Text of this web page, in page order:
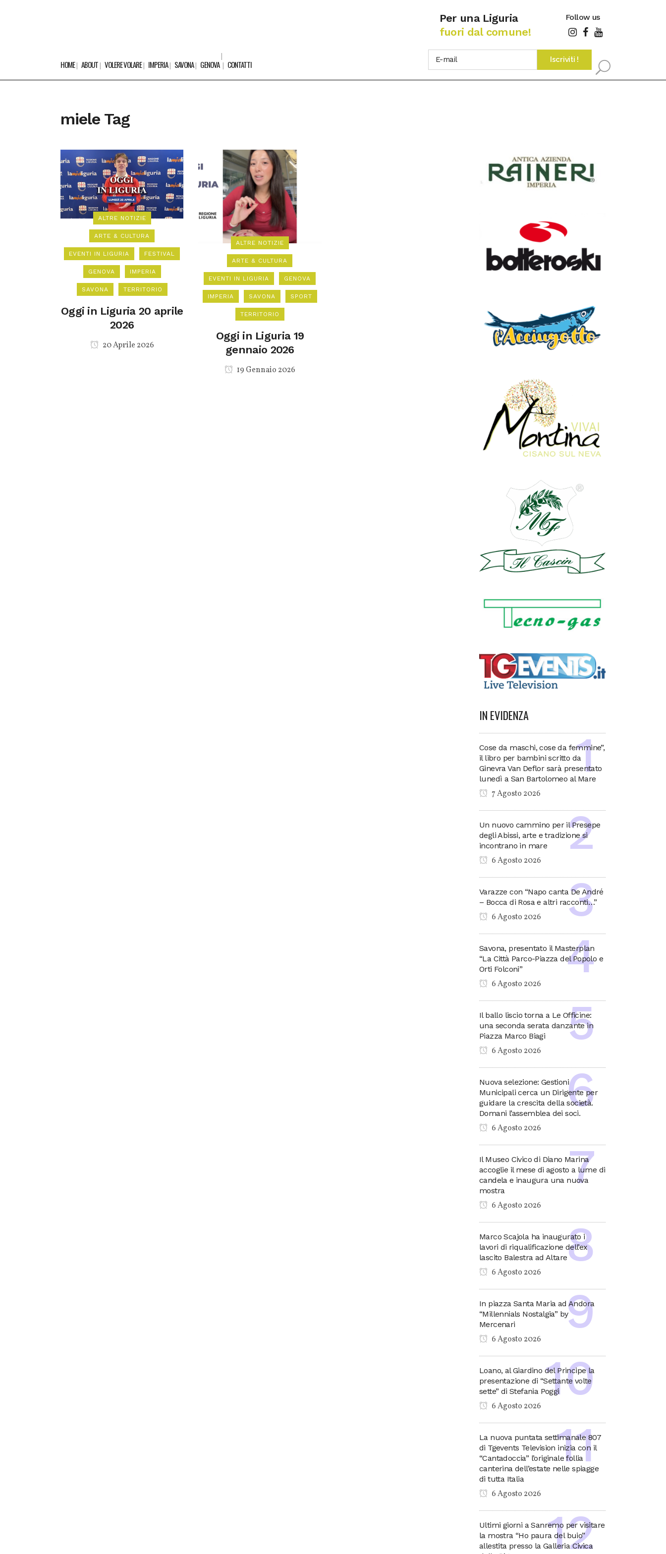
Per una Liguria
fuori dal comune!
Follow us
HOME ABOUT VOLERE VOLARE IMPERIA SAVONA GENOVA CONTATTI
miele Tag
ALTRE NOTIZIE
ARTE & CULTURA
EVENTI IN LIGURIA FESTIVAL
GENOVA IMPERIA
SAVONA TERRITORIO
Oggi in Liguria 20 aprile
2026
20 Aprile 2026
ALTRE NOTIZIE
ARTE & CULTURA
EVENTI IN LIGURIA GENOVA
IMPERIA SAVONA SPORT
TERRITORIO
Oggi in Liguria 19
gennaio 2026
19 Gennaio 2026
IN EVIDENZA
Cose da maschi, cose da femmine”,
il libro per bambini scritto da
Ginevra Van Deflor sarà presentato
lunedì a San Bartolomeo al Mare
7 Agosto 2026
Un nuovo cammino per il Presepe
degli Abissi, arte e tradizione si
incontrano in mare
6 Agosto 2026
Varazze con “Napo canta De André
– Bocca di Rosa e altri racconti…”
6 Agosto 2026
Savona, presentato il Masterplan
“La Città Parco-Piazza del Popolo e
Orti Folconi”
6 Agosto 2026
Il ballo liscio torna a Le Officine:
una seconda serata danzante in
Piazza Marco Biagi
6 Agosto 2026
Nuova selezione: Gestioni
Municipali cerca un Dirigente per
guidare la crescita della società.
Domani l’assemblea dei soci.
6 Agosto 2026
Il Museo Civico di Diano Marina
accoglie il mese di agosto a lume di
candela e inaugura una nuova
mostra
6 Agosto 2026
Marco Scajola ha inaugurato i
lavori di riqualificazione dell’ex
lascito Balestra ad Altare
6 Agosto 2026
In piazza Santa Maria ad Andora
“Millennials Nostalgia” by
Mercenari
6 Agosto 2026
Loano, al Giardino del Principe la
presentazione di “Settante volte
sette” di Stefania Poggi
6 Agosto 2026
La nuova puntata settimanale 807
di Tgevents Television inizia con il
“Cantadoccia” l’originale follia
canterina dell’estate nelle spiagge
di tutta Italia
6 Agosto 2026
Ultimi giorni a Sanremo per visitare
la mostra “Ho paura del buio”
allestita presso la Galleria Civica